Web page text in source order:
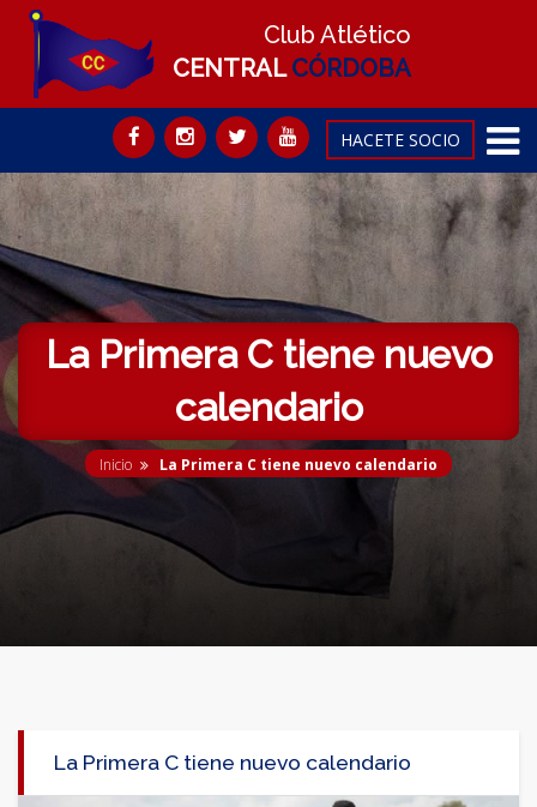
Club Atlético
CENTRALCÓRDOBA
HACETE SOCIO
La Primera C tiene nuevo
calendario
Inicio La Primera C tiene nuevo calendario
La Primera C tiene nuevo calendario